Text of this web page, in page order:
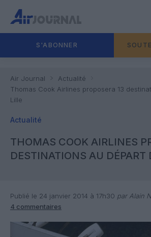
S'ABONNER
Air Journal
Actualité
Thomas Cook Airlines proposera 13
Lille
Actualité
THOMAS COOK AIRLINES
DESTINATIONS AU DÉPART
Publié le 24 janvier 2014 à 17h30 par Alain
4 commentaires